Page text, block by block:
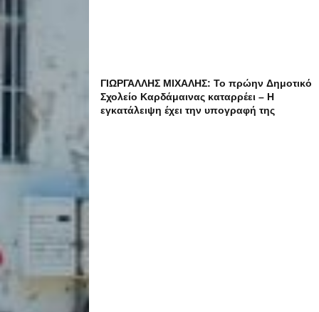
ΓΙΩΡΓΑΛΛΗΣ ΜΙΧΑΛΗΣ: Το πρώην Δημοτικό
Σχολείο Καρδάμαινας καταρρέει – Η
εγκατάλειψη έχει την υπογραφή της